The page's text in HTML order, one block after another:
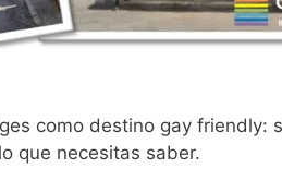
como destino gay friendly:
que necesitas saber.